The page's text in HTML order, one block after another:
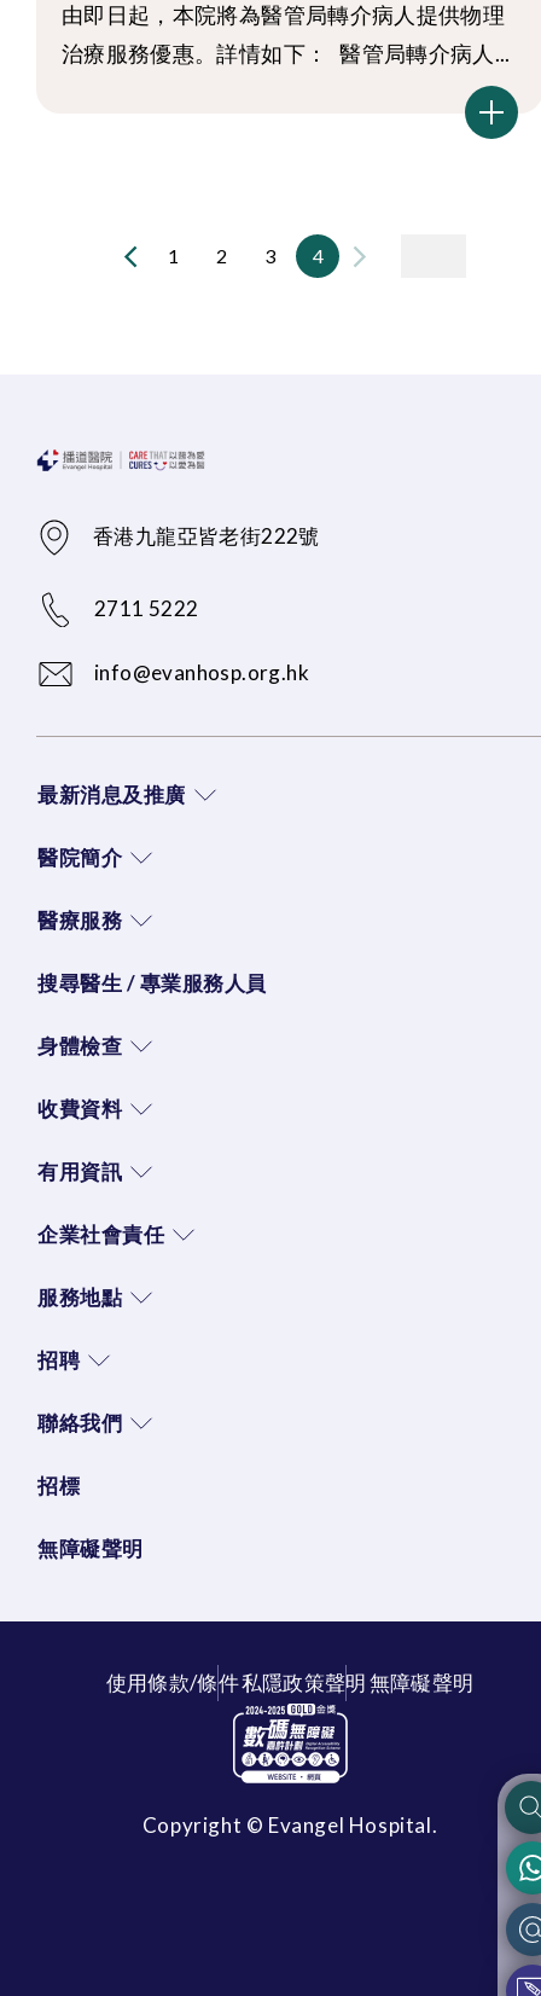
由即日起，本院將為醫管局轉介病人提供物理
治療服務優惠。詳情如下： 醫管局轉介病人...
1 2 3 4
香港九龍亞皆老街222號
2711 5222
info@evanhosp.org.hk
最新消息及推廣
醫院簡介
醫療服務
搜尋醫生 / 專業服務人員
身體檢查
收費資料
有用資訊
企業社會責任
服務地點
招聘
聯絡我們
招標
無障礙聲明
使用條款/條件私隱政策聲明無障礙聲明
Copyright © Evangel Hospital.